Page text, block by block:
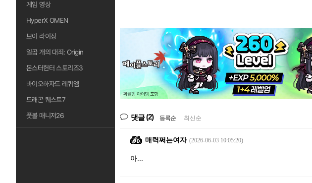
게임 영상
HyperX OMEN
브이 라이징
일곱 개의 대죄: Origin
몬스터헌터 스토리즈3
바이오하자드 레퀴엠
드래곤 퀘스트7
풋볼 매니저26
댓글(2) 등록순 최신순
매력쩌는여자 (2026-06-03 10:05:20)
아...